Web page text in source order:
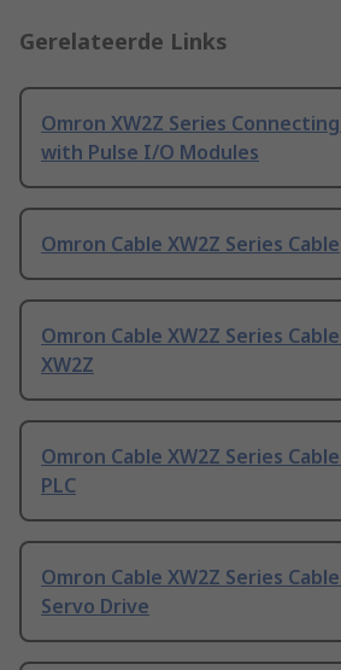
Gerelateerde Links
Omron XW2Z Series
with Pulse I/O Modules
Omron Cable XW2Z Series Cable
Omron Cable XW2Z Series
XW2Z
Omron Cable XW2Z Series
PLC
Omron Cable XW2Z Series
Servo Drive